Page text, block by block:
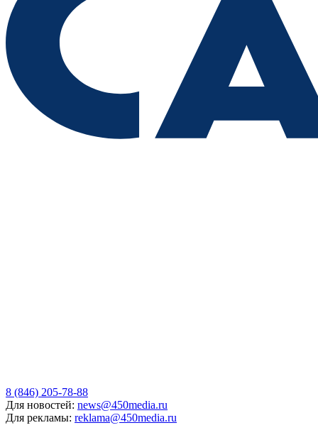
8 (846) 205-78-88
Для новостей: news@450media.ru
Для рекламы: reklama@450media.ru